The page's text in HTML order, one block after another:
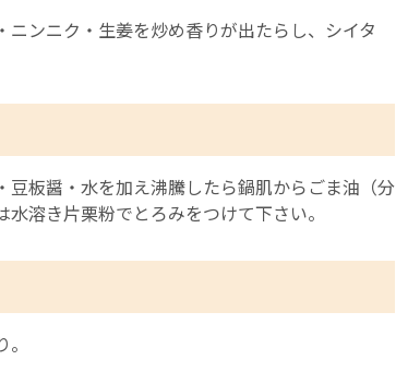
ンニク・生姜を炒め香りが出たらし、シイタ
板醤・水を加え沸騰したら鍋肌からごま油（分
溶き片栗粉でとろみをつけて下さい。